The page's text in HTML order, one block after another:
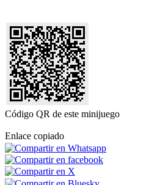
Código QR de este minijuego
Enlace copiado